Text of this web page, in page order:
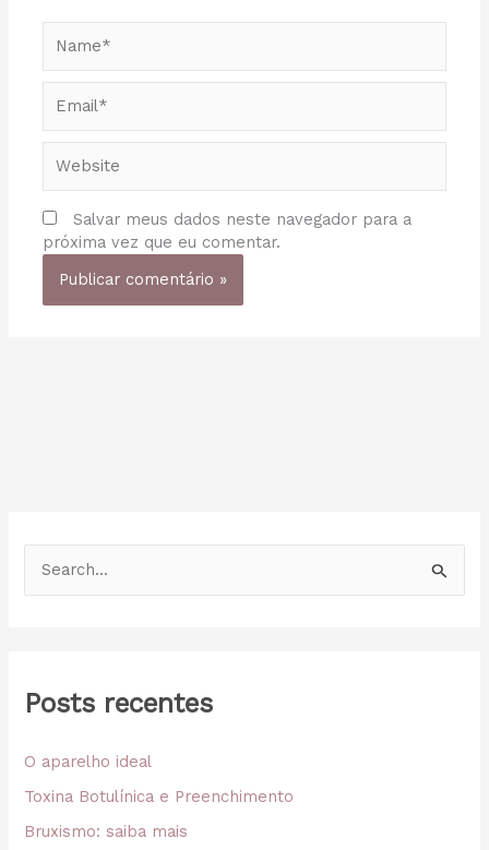
Salvar meus dados neste navegador para a
próxima vez que eu comentar.
u
s
a
r
Posts recentes
O aparelho ideal
Toxina Botulínica e Preenchimento
Bruxismo: saiba mais